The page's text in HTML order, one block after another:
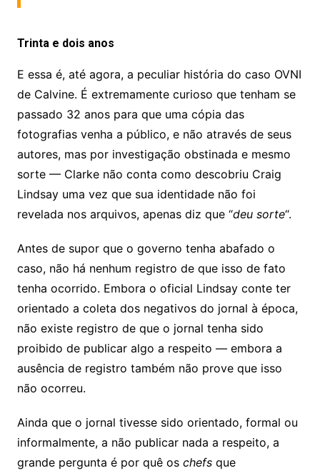
Trinta e dois anos
E essa é, até agora, a peculiar história do caso OVNI
de Calvine. É extremamente curioso que tenham se
passado 32 anos para que uma cópia das
fotografias venha a público, e não através de seus
autores, mas por investigação obstinada e mesmo
sorte — Clarke não conta como descobriu Craig
Lindsay uma vez que sua identidade não foi
revelada nos arquivos, apenas diz que “deu sorte“.
Antes de supor que o governo tenha abafado o
caso, não há nenhum registro de que isso de fato
tenha ocorrido. Embora o oficial Lindsay conte ter
orientado a coleta dos negativos do jornal à época,
não existe registro de que o jornal tenha sido
proibido de publicar algo a respeito — embora a
ausência de registro também não prove que isso
não ocorreu.
Ainda que o jornal tivesse sido orientado, formal ou
informalmente, a não publicar nada a respeito, a
grande pergunta é por quê os chefsque